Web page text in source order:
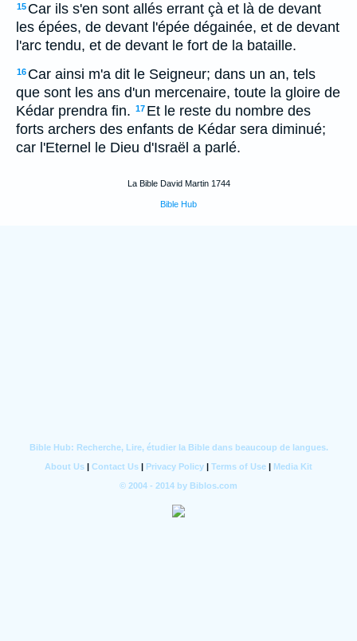
15 Car ils s'en sont allés errant çà et là de devant
les épées, de devant l'épée dégainée, et de devant
l'arc tendu, et de devant le fort de la bataille.
16 Car ainsi m'a dit le Seigneur; dans un an, tels
que sont les ans d'un mercenaire, toute la gloire de
Kédar prendra fin. 17 Et le reste du nombre des
forts archers des enfants de Kédar sera diminué;
car l'Eternel le Dieu d'Israël a parlé.
La Bible David Martin 1744
Bible Hub